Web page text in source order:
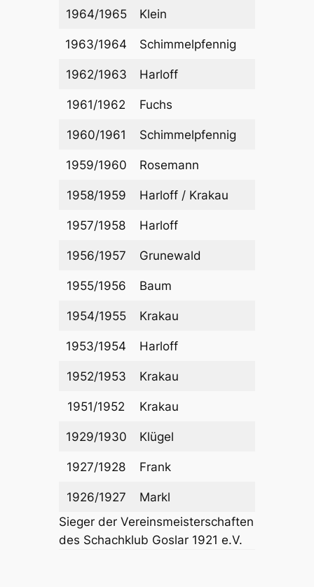
1964/1965 Klein
1963/1964 Schimmelpfennig
1962/1963 Harloff
1961/1962 Fuchs
1960/1961 Schimmelpfennig
1959/1960 Rosemann
1958/1959 Harloff / Krakau
1957/1958 Harloff
1956/1957 Grunewald
1955/1956 Baum
1954/1955 Krakau
1953/1954 Harloff
1952/1953 Krakau
1951/1952 Krakau
1929/1930 Klügel
1927/1928 Frank
1926/1927
Markl
Sieger der Vereinsmeisterschaften
des Schachklub Goslar 1921 e.V.